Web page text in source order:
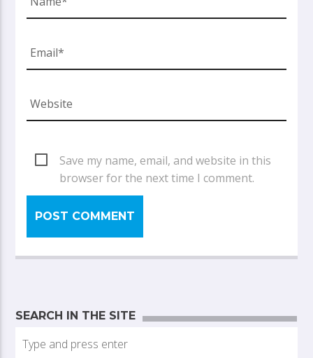
Save my name, email, and website in this
browser for the next time I comment.
SEARCH IN THE SITE